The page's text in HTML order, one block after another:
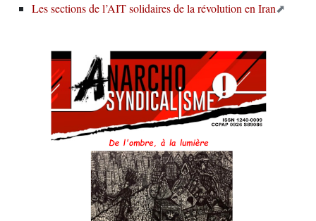
Les sections de l’AIT solidaires de la révolution en Iran